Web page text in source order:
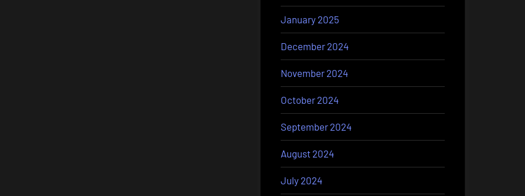
January 2025
December 2024
November 2024
October 2024
September 2024
August 2024
July 2024